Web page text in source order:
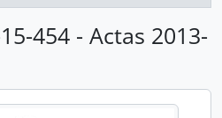
454 - Actas 2013-